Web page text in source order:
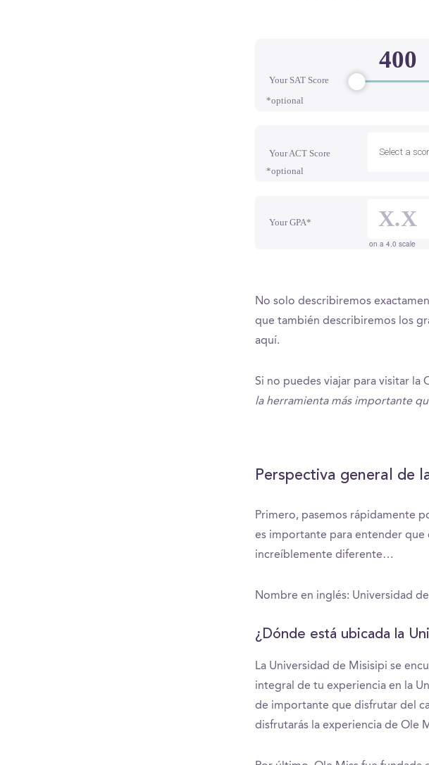
Your SAT Score
*optional
Your ACT Score
*optional
Select a
Your GPA*
on a 4.0 scale
No solo describiremos
que también describiremos los
aquí.
Si no puedes viajar para visitar la
la herramienta más importante
Perspectiva general de
Primero, pasemos rápidamente
es importante para entender que
increíblemente diferente…
Nombre en inglés: Universidad
¿Dónde está ubicada la
La Universidad de Misisipi se
integral de tu experiencia en la
de importante que disfrutar del
disfrutarás la experiencia de Ole